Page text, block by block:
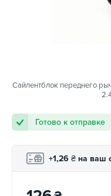
Сайлентблок переднего
Готово к отправке
+1,26 ₴ на ваш